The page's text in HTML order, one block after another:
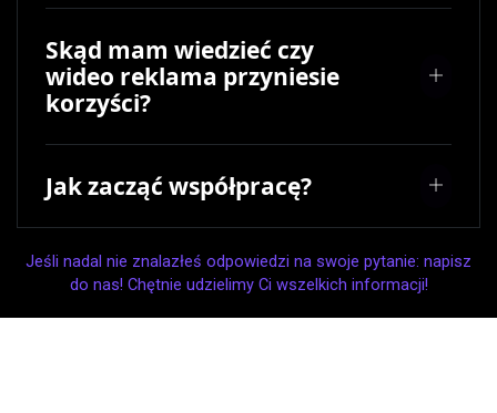
Skąd mam wiedzieć czy
wideo reklama przyniesie
korzyści?
Jak zacząć współpracę?
Jeśli nadal nie znalazłeś odpowiedzi na swoje pytanie: napisz
do nas! Chętnie udzielimy Ci wszelkich informacji!